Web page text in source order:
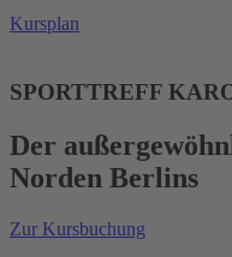
Kursplan
SPORTTREFF
Der
Norden Berlins
Zur Kursbuchung